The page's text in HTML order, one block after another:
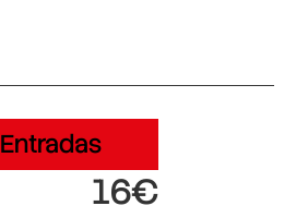
Entradas
16€